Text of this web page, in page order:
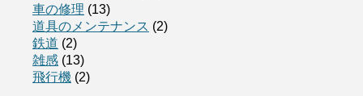
車の修理 (13)
道具のメンテナンス (2)
鉄道 (2)
雑感 (13)
飛行機 (2)